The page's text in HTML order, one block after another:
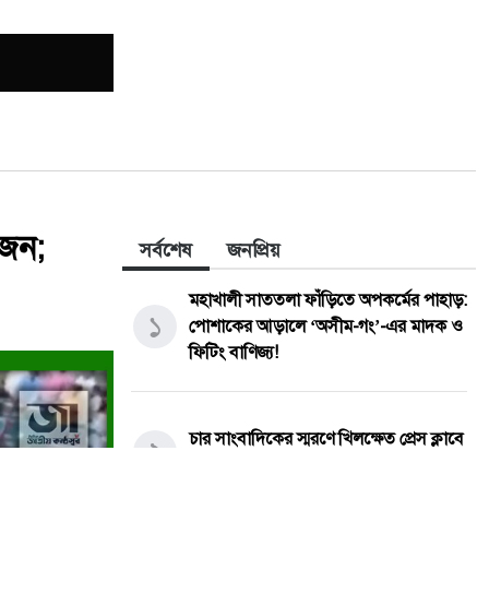
সর্বশেষ জনপ্রিয়
১
মহাখালী সাততলা ফাঁড়িতে অপকর্মের পাহাড়:
পোশাকের আড়ালে ‘অসীম-গং’-এর মাদক ও
ফিটিং বাণিজ্য!
২
চার সাংবাদিকের স্মরণে খিলক্ষেত প্রেস ক্লাবে